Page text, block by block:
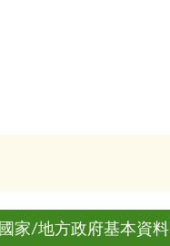
國家/地方政府基本資料